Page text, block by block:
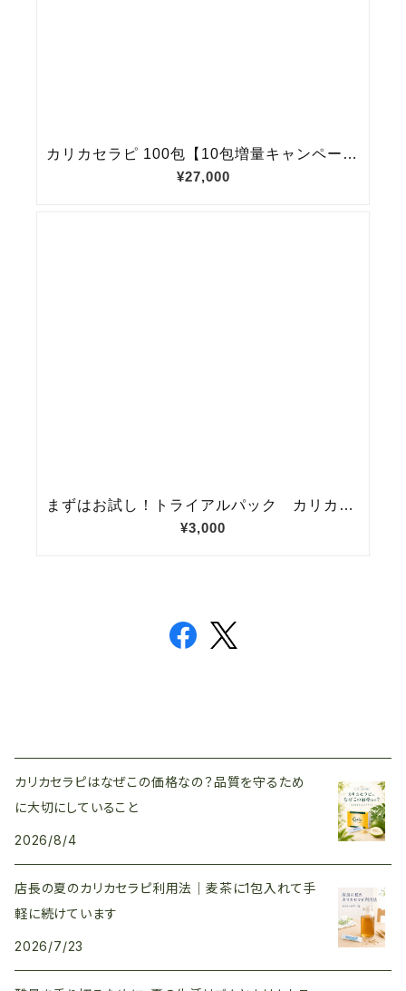
カリカセラピはなぜこの価格なの？品質を守るため
に大切にしていること
2026/8/4
店長の夏のカリカセラピ利用法｜麦茶に1包入れて手
軽に続けています
2026/7/23